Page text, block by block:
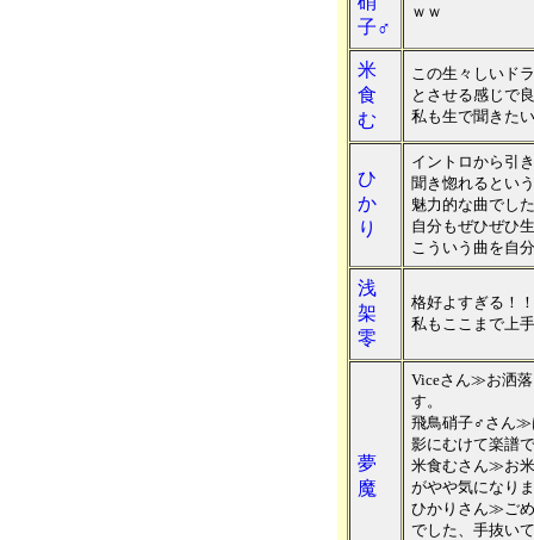
子♂
ｗｗ
米
食
む
この生々しいド
とさせる感じで
私も生で聞きた
ひ
か
り
イントロから引
聞き惚れるとい
魅力的な曲でし
自分もぜひぜひ
こういう曲を自
浅
架
零
格好よすぎる！
私もここまで上
夢
魔
Viceさん≫お洒
す。
飛鳥硝子♂さん≫
影にむけて楽譜
米食むさん≫お
がやや気になり
ひかりさん≫ご
でした、手抜い